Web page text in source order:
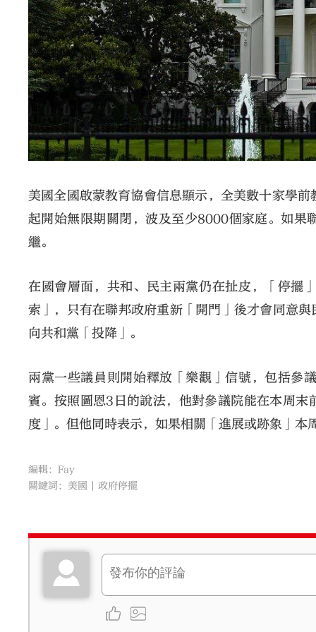
美國全國啟蒙教育協會信息顯示，全美數十家學
起開始無限期關閉，波及至少8000個家庭。如果
繼。
在國會層面，共和、民主兩黨仍在扯皮，「停擺
索」，只有在聯邦政府重新「開門」後才會同意
向共和黨「投降」。
兩黨一些議員則開始釋放「樂觀」信號，包括
賓。按照圖恩3日的說法，他對參議院能在本周
度」。但他同時表示，如果相關「進展或跡象」
編輯：Fay
關鍵詞： 美國 政府停擺